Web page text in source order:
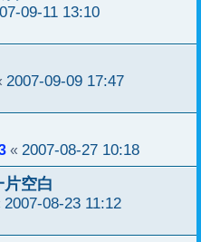
09-11 13:10
2007-09-09 17:47
« 2007-08-27 10:18
空白
2007-08-23 11:12